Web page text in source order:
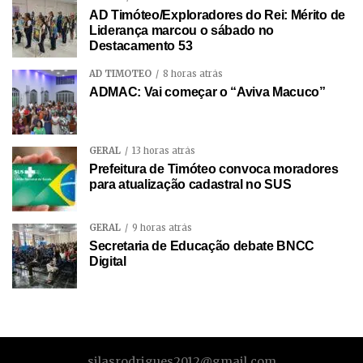
AD Timóteo/Exploradores do Rei: Mérito de
Liderança marcou o sábado no
Destacamento 53
AD TIMÓTEO 8 horas atrás
ADMAC: Vai começar o “Aviva Macuco”
GERAL 13 horas atrás
Prefeitura de Timóteo convoca moradores
para atualização cadastral no SUS
GERAL 9 horas atrás
Secretaria de Educação debate BNCC
Digital